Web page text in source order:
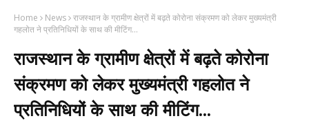
Home News राजस्थान के ग्रामीण क्षेत्रों में बढ़ते कोरोना संक्रमण को लेकर मुख्यमंत्री
गहलोत ने प्रतिनिधियों के साथ की मीटिंग...
राजस्थान के ग्रामीण क्षेत्रों में बढ़ते कोरोना
संक्रमण को लेकर मुख्यमंत्री गहलोत ने
प्रतिनिधियों के साथ की मीटिंग...